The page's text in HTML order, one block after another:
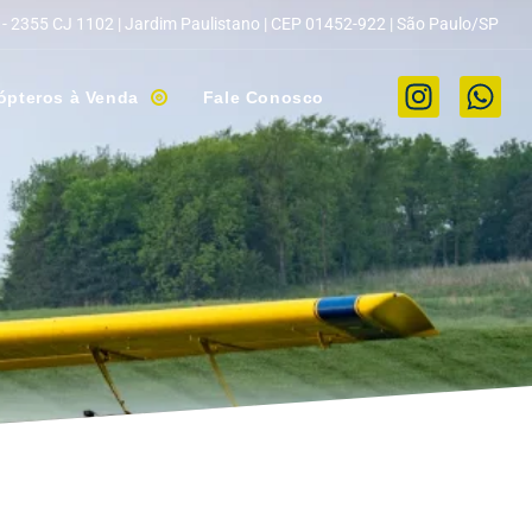
2355 CJ 1102 | Jardim Paulistano | CEP 01452-922 | São Paulo/SP
à Venda Fale Conosco